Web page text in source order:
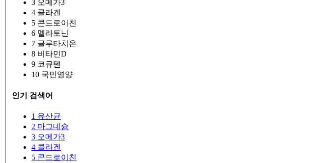
3 오메가3
4 콜라겐
5 콘드로이친
6 멜라토닌
7 글루타치온
8 비타민D
9 코큐텐
10 국민영양
인기 검색어
1 유산균
2 마그네슘
3 오메가3
4 콜라겐
5 콘드로이친